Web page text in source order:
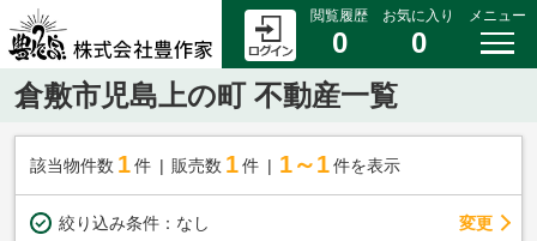
閲覧履歴
0
お気に入り
0
メニュー
倉敷市児島上の町 不動産一覧
該当物件数 1件 販売数 1 件 1～1 件を表示
絞り込み条件： なし 変更